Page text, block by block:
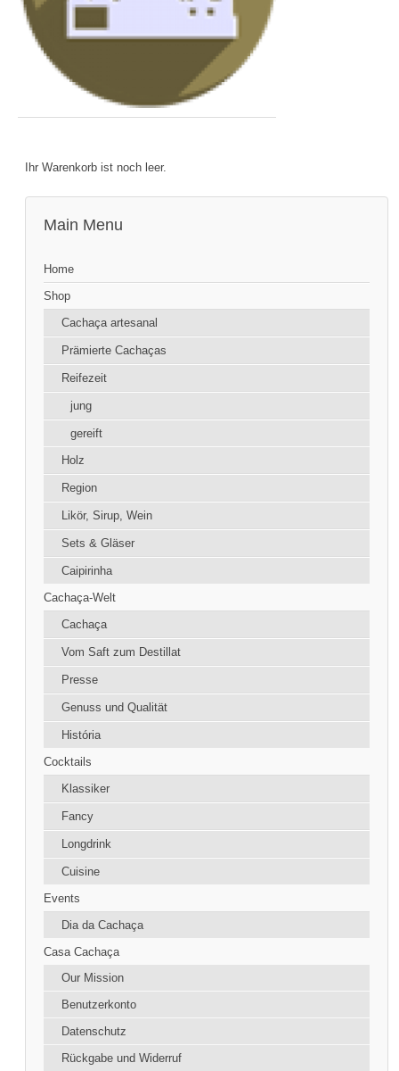
Ihr Warenkorb ist noch leer.
Main Menu
Home
Shop
Cachaça artesanal
Prämierte Cachaças
Reifezeit
jung
gereift
Holz
Region
Likör, Sirup, Wein
Sets & Gläser
Caipirinha
Cachaça-Welt
Cachaça
Vom Saft zum Destillat
Presse
Genuss und Qualität
História
Cocktails
Klassiker
Fancy
Longdrink
Cuisine
Events
Dia da Cachaça
Casa Cachaça
Our Mission
Benutzerkonto
Datenschutz
Rückgabe und Widerruf